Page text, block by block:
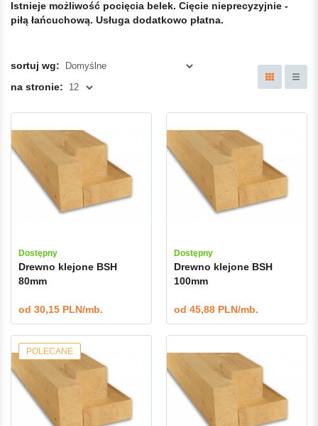
Istnieje możliwość pocięcia belek. Cięcie nieprecyzyjnie -
piłą łańcuchową. Usługa dodatkowo płatna.
sortuj wg:
na stronie:
Dostępny
Drewno klejone BSH
80mm
od 30,15 PLN/mb.
Dostępny
Drewno klejone BSH
100mm
od 45,88 PLN/mb.
POLECANE